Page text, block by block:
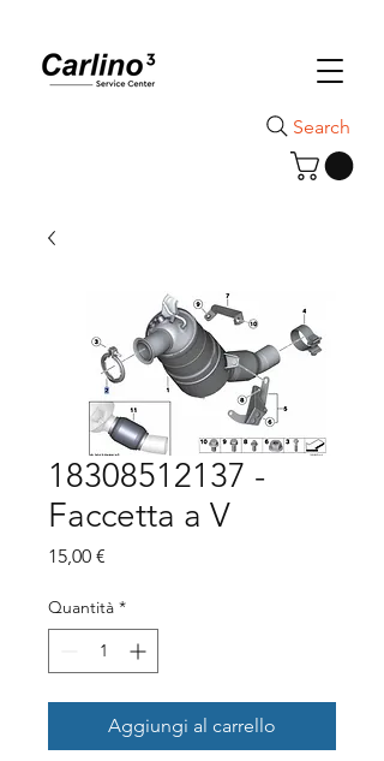
Search
18308512137 -
Faccetta a V
15,00 €
Quantità *
Aggiungi al carrello